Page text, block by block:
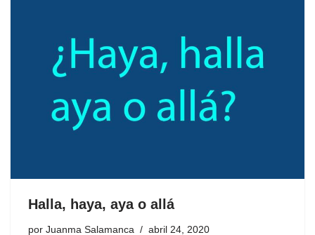
Halla, haya, aya o allá
por Juanma Salamanca abril 24, 2020